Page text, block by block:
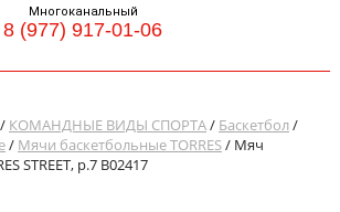
Многоканальный
8 (977) 917-01-06
/ КОМАНДНЫЕ ВИДЫ СПОРТА/ Баскетбол/
/ Мячи баскетбольные TORRES/ Мяч
STREET, р.7 B02417